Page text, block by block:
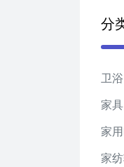
分
卫浴
家具
家
家